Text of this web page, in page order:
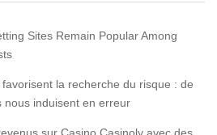
Sites Remain Popular Among
la recherche du risque : de
nous induisent en erreur